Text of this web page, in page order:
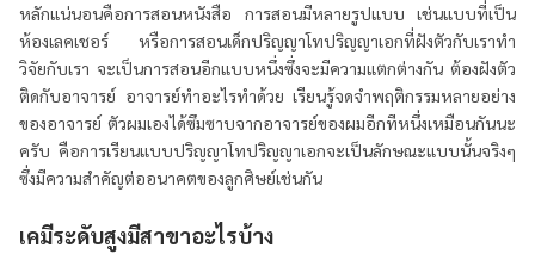
หลักแน่นอนคือการสอนหนังสือ การสอนมีหลายรูปแบบ เช่นแบบที่เป็น
ห้องเลคเชอร์ หรือการสอนเด็กปริญญาโทปริญญาเอกที่ฝังตัวกับเราทำ
วิจัยกับเรา จะเป็นการสอนอีกแบบหนึ่งซึ่งจะมีความแตกต่างกัน ต้องฝังตัว
ติดกับอาจารย์ อาจารย์ทำอะไรทำด้วย เรียนรู้จดจำพฤติกรรมหลายอย่าง
ของอาจารย์ ตัวผมเองได้ซึมซาบจากอาจารย์ของผมอีกทีหนึ่งเหมือนกันนะ
ครับ คือการเรียนแบบปริญญาโทปริญญาเอกจะเป็นลักษณะแบบนั้นจริงๆ
ซึ่งมีความสำคัญต่ออนาคตของลูกศิษย์เช่นกัน
เคมีระดับสูงมีสาขาอะไรบ้าง